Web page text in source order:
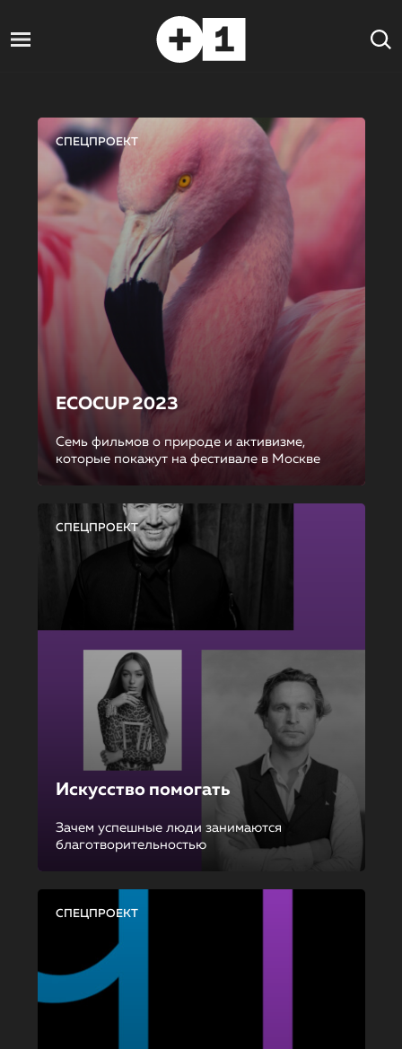
СПЕЦПРОЕКТ
ECOCUP 2023
Семь фильмов о природе и активизме,
которые покажут на фестивале в Москве
СПЕЦПРОЕКТ
Искусство помогать
Зачем успешные люди занимаются
благотворительностью
СПЕЦПРОЕКТ